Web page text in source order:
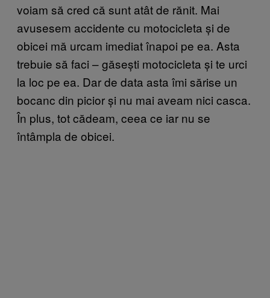
voiam să cred că sunt atât de rănit. Mai
avusesem accidente cu motocicleta și de
obicei mă urcam imediat înapoi pe ea. Asta
trebuie să faci – găsești motocicleta și te urci
la loc pe ea. Dar de data asta îmi sărise un
bocanc din picior și nu mai aveam nici casca.
În plus, tot cădeam, ceea ce iar nu se
întâmpla de obicei.